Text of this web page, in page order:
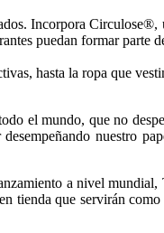
Incorpora
puedan formar parte
hasta la ropa que
el mundo, que no
nuestro
a nivel
tienda que servirán